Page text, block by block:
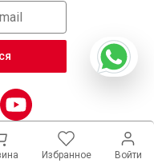
Избранное Войти